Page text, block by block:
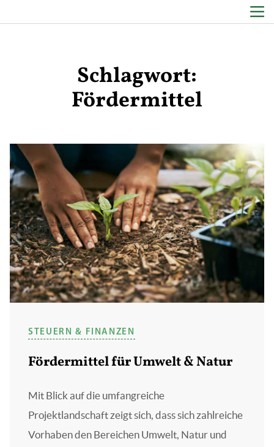
Zum Inhalt springenSchlagwort:
Fördermittel
STEUERN & FINANZEN
Fördermittel für Umwelt & Natur
Mit Blick auf die umfangreiche
Projektlandschaft zeigt sich, dass sich zahlreiche
Vorhaben den Bereichen Umwelt, Natur und